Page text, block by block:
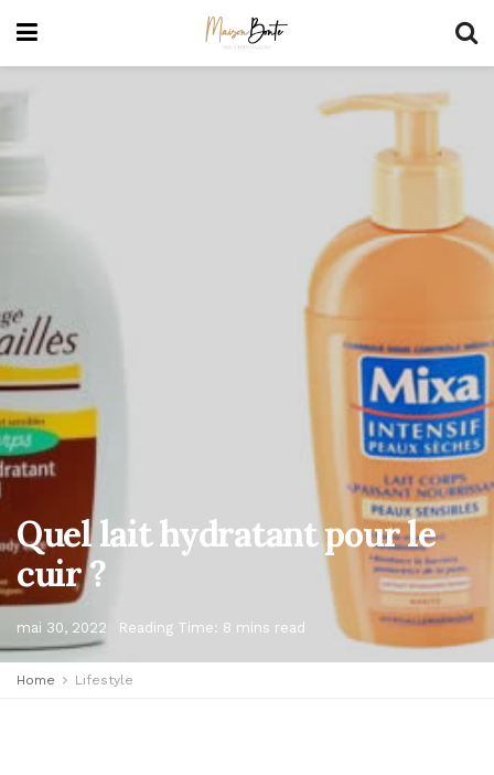
Quel lait hydratant pour le
cuir ?
mai 30, 2022 Reading Time: 8 mins read
Home Lifestyle